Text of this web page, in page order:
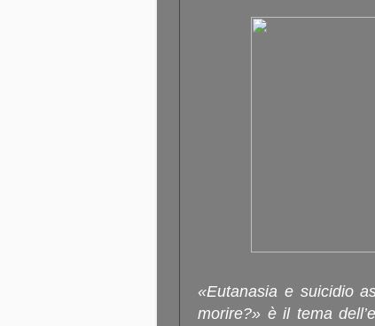
«Eutanasia e suicidio
morire?» è il tema